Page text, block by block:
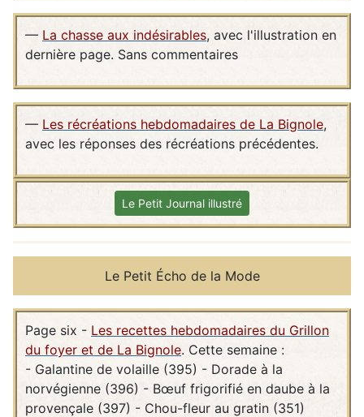
— La chasse aux indésirables, avec l'illustration en
dernière page. Sans commentaires
— Les récréations hebdomadaires de La Bignole,
avec les réponses des récréations précédentes.
Le Petit Journal illustré
Le Petit Écho de la Mode
Page six - Les recettes hebdomadaires du Grillon
du foyer et de La Bignole. Cette semaine :
- Galantine de volaille (395) - Dorade à la
norvégienne (396) - Bœuf frigorifié en daube à la
provençale (397) - Chou-fleur au gratin (351)